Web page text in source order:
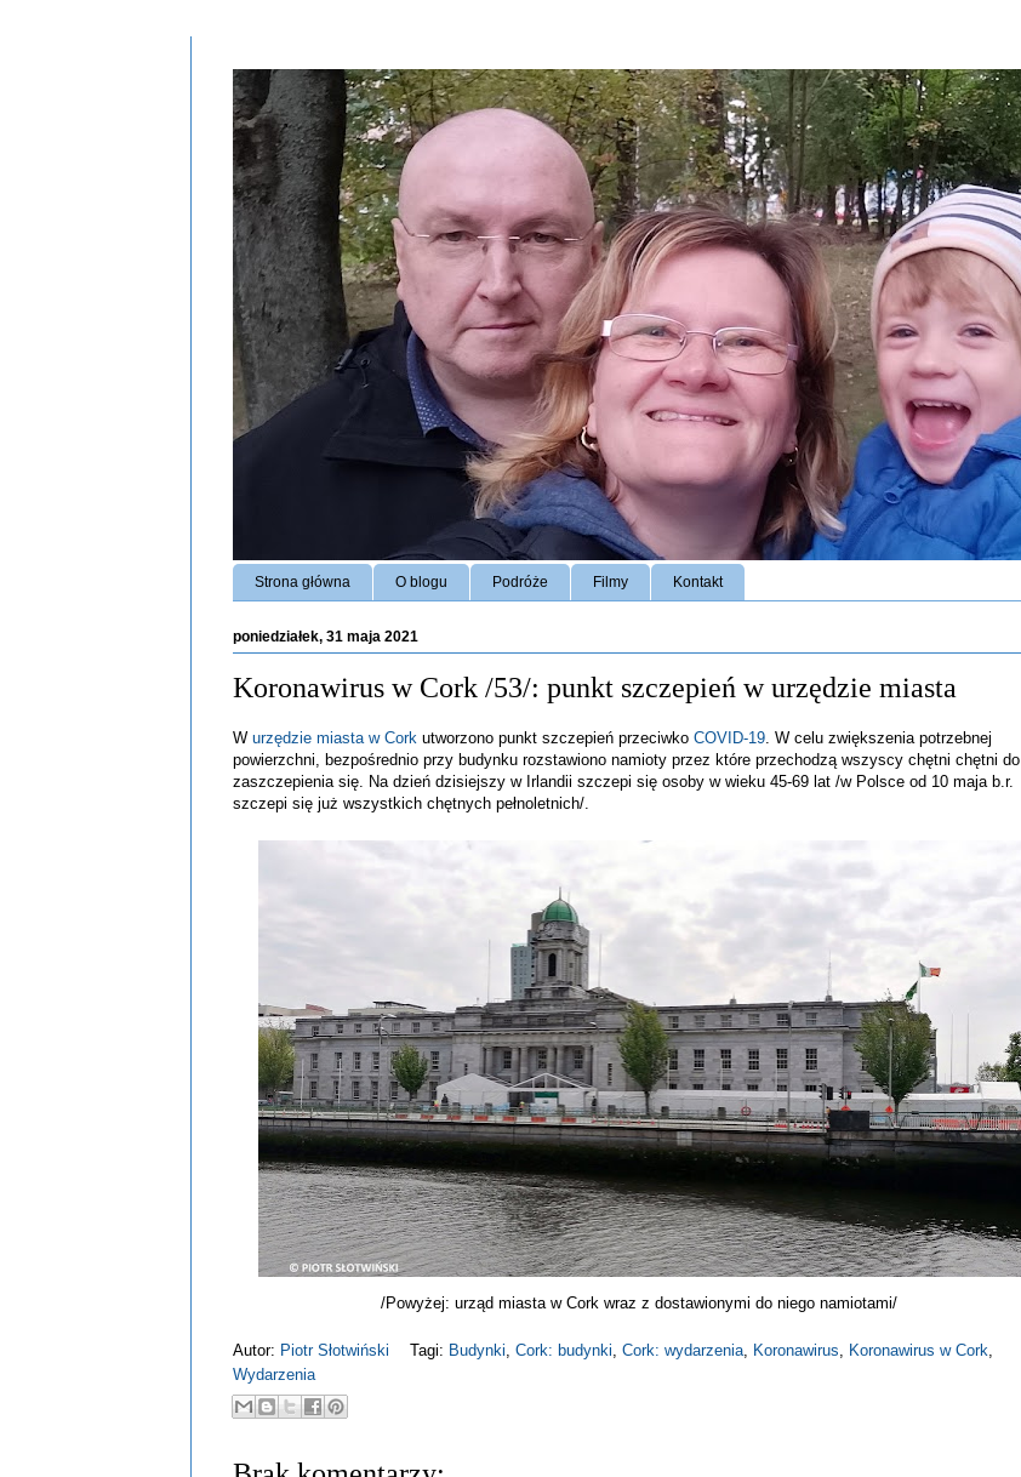
Strona główna O blogu Podróże Filmy Kontakt
poniedziałek, 31 maja 2021
Koronawirus w Cork /53/: punkt szczepień w urzędzie miasta
W urzędzie miasta w Cork utworzono punkt szczepień przeciwko COVID-19. W celu zwiększenia potrzebnej
powierzchni, bezpośrednio przy budynku rozstawiono namioty przez które przechodzą wszyscy chętni chętni do
zaszczepienia się. Na dzień dzisiejszy w Irlandii szczepi się osoby w wieku 45-69 lat /w Polsce od 10 maja b.r.
szczepi się już wszystkich chętnych pełnoletnich/.
/Powyżej: urząd miasta w Cork wraz z dostawionymi do niego namiotami/
Autor: Piotr Słotwiński Tagi: Budynki Cork: budynki Cork: wydarzenia Koronawirus Koronawirus w Cork
Wydarzenia